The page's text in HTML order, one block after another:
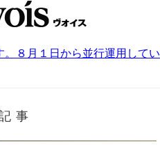
８月１日から並行運用して
事